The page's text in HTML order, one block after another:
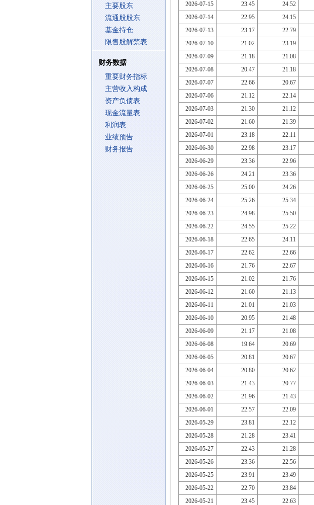
主要股东
流通股股东
基金持仓
限售股解禁表
财务数据
重要财务指标
主营收入构成
资产负债表
现金流量表
利润表
业绩预告
财务报告
2026-07-15
23.45 24.52
2026-07-14
22.95 24.15
2026-07-13
23.17 22.79
2026-07-10
21.02 23.19
2026-07-09
21.18 21.08
2026-07-08
20.47 21.18
2026-07-07
22.66 20.67
2026-07-06
21.12 22.14
2026-07-03
21.30 21.12
2026-07-02
21.60 21.39
2026-07-01
23.18 22.11
2026-06-30
22.98 23.17
2026-06-29
23.36 22.96
2026-06-26
24.21 23.36
2026-06-25
25.00 24.26
2026-06-24
25.26 25.34
2026-06-23
24.98 25.50
2026-06-22
24.55 25.22
2026-06-18
22.65 24.11
2026-06-17
22.62 22.66
2026-06-16
21.76 22.67
2026-06-15
21.02 21.76
2026-06-12
21.60 21.13
2026-06-11
21.01 21.03
2026-06-10
20.95 21.48
2026-06-09
21.17 21.08
2026-06-08
19.64 20.69
2026-06-05
20.81 20.67
2026-06-04
20.80 20.62
2026-06-03
21.43 20.77
2026-06-02
21.96 21.43
2026-06-01
22.57 22.09
2026-05-29
23.81 22.12
2026-05-28
21.28 23.41
2026-05-27
22.43 21.28
2026-05-26
23.36 22.56
2026-05-25
23.91 23.49
2026-05-22
22.70 23.84
2026-05-21
23.45 22.63